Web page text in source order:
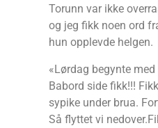
Torunn var ikke
og jeg fikk noen ord
hun opplevde helgen.
«Lørdag begynte
Babord side fikk!!!
sypike under brua.
Så flyttet vi